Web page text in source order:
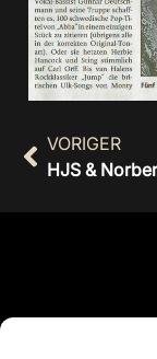
VORIGER